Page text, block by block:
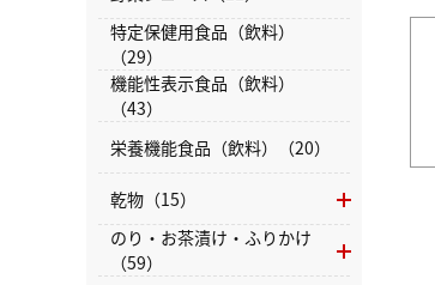
特定保健用食品（飲料）
（29）
機能性表示食品（飲料）
（43）
栄養機能食品（飲料）（20）
乾物（15）
のり・お茶漬け・ふりかけ
（59）